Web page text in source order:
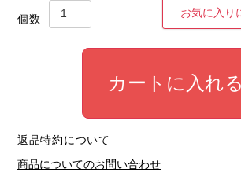
お気に入り
カートに入れる
返品特約について
商品についてのお問い合わせ